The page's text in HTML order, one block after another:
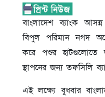
বাংলাদেশ ব্যাংক
বিপুল পরিমান নগদ
করে পশুর হাটগুলোতে
স্থাপনের জন্য তফসিলি
এই লক্ষ্যে বুধবার